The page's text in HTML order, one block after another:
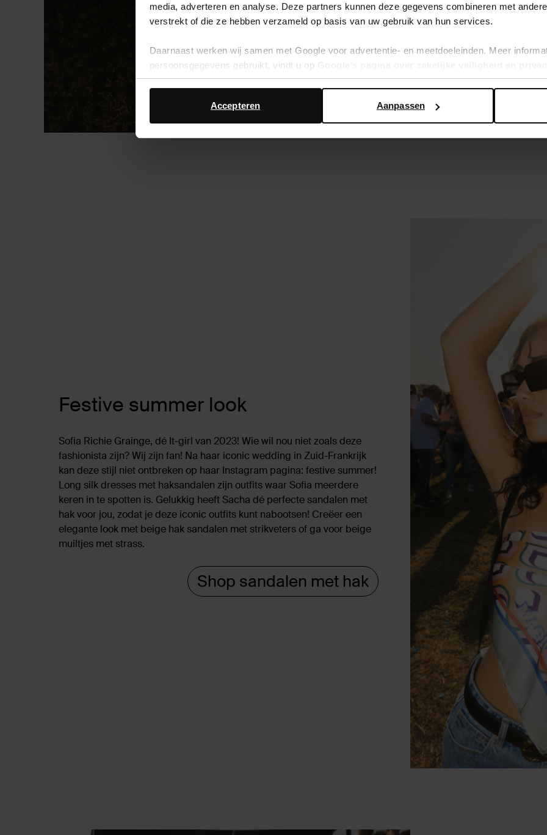
media, adverteren en analyse. Deze partners kunnen deze gegevens combineren met
verstrekt of die ze hebben verzameld op basis van uw gebruik van hun services.
Daarnaast werken wij samen met Google voor advertentie- en meetdoeleinden. Meer
persoonsgegevens gebruikt, vindt u op
Aanpassen
Accepteren
Festive summer look
Sofia Richie Grainge, dé It-girl van 2023! Wie wil nou niet zoals deze
fashionista zijn? Wij zijn fan! Na haar iconic wedding in Zuid-Frankrijk
kan deze stijl niet ontbreken op haar Instagram pagina: festive summer!
Long silk dresses met haksandalen zijn outfits waar Sofia meerdere
keren in te spotten is. Gelukkig heeft Sacha dé perfecte sandalen met
hak voor jou, zodat je deze iconic outfits kunt nabootsen! Creëer een
elegante look met beige hak sandalen met strikveters of ga voor beige
muiltjes met strass.
Shop sandalen met hak